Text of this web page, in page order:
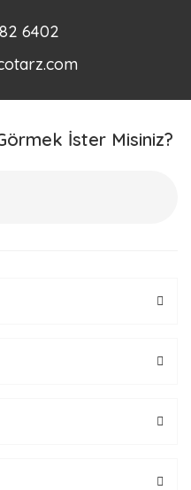
6402
İster Misiniz?